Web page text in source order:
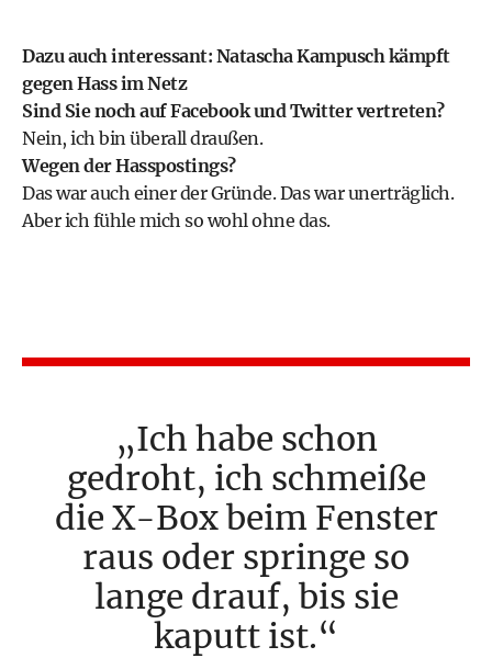
Dazu auch interessant: Natascha Kampusch kämpft
gegen Hass im Netz
Sind Sie noch auf Facebook und Twitter vertreten?
Nein, ich bin überall draußen.
Wegen der Hasspostings?
Das war auch einer der Gründe. Das war unerträglich.
Aber ich fühle mich so wohl ohne das.
Ich habe schon
gedroht, ich schmeiße
die X-Box beim Fenster
raus oder springe so
lange drauf, bis sie
kaputt ist.